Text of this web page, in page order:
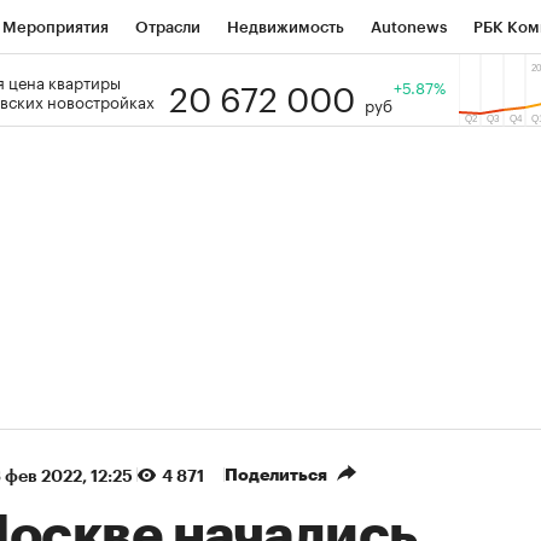
Мероприятия Отрасли Недвижимость Autonews РБК
РБК Образование Тренды
цена квартиры
новостройках
20 672 000 руб
+5.87%
фев 2022, 12:25 4 871 Поделиться